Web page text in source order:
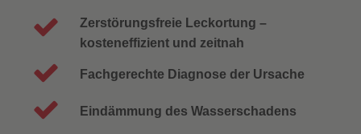
Zerstörungsfreie Leckortung –
kosteneffizient und zeitnah
Fachgerechte Diagnose der Ursache
Eindämmung des Wasserschadens